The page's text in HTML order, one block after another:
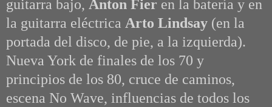
guitarra bajo, Anton Fier en la batería y en
la guitarra eléctrica Arto Lindsay (en la
portada del disco, de pie, a la izquierda).
Nueva York de finales de los 70 y
principios de los 80, cruce de caminos,
escena No Wave, influencias de todos los